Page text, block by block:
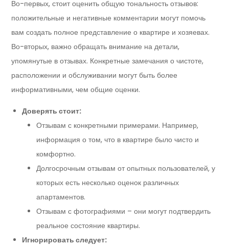
Во-первых, стоит оценить общую тональность отзывов:
положительные и негативные комментарии могут помочь
вам создать полное представление о квартире и хозяевах.
Во-вторых, важно обращать внимание на детали,
упомянутые в отзывах. Конкретные замечания о чистоте,
расположении и обслуживании могут быть более
информативными, чем общие оценки.
Доверять стоит:
Отзывам с конкретными примерами. Например,
информация о том, что в квартире было чисто и
комфортно.
Долгосрочным отзывам от опытных пользователей, у
которых есть несколько оценок различных
апартаментов.
Отзывам с фотографиями – они могут подтвердить
реальное состояние квартиры.
Игнорировать следует: